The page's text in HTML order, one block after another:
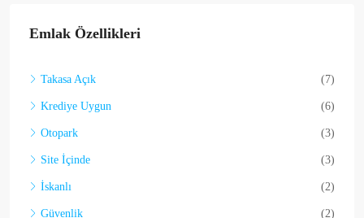
Emlak Özellikleri
Takasa Açık (7)
Krediye Uygun (6)
Otopark (3)
Site İçinde (3)
İskanlı (2)
Güvenlik (2)